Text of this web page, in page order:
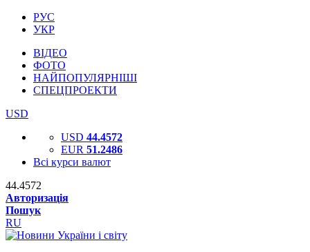
РУС
УКР
ВІДЕО
ФОТО
НАЙПОПУЛЯРНІШІ
СПЕЦПРОЕКТИ
USD
USD 44.4572
EUR 51.2486
Всі курси валют
44.4572
Авторизація
Пошук
RU